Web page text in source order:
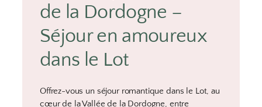
de la Dordogne –
Séjour en amoureux
dans le Lot
Offrez-vous un séjour romantique dans le Lot, au
cœur de la Vallée de la Dordogne, entre